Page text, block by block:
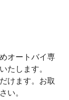
オートバイ専
たします。
けます。お取
い。